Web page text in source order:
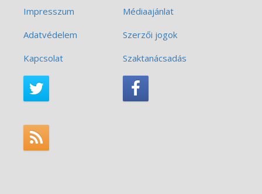
Impresszum
Médiaajánlat
Adatvédelem
Szerzői jogok
Kapcsolat
Szaktanácsadás